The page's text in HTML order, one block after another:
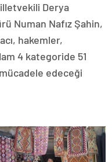
Derya
Numan Nafız Şahin,
hakemler,
4 kategoride 51
mücadele edeceği